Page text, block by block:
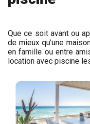
Que ce soit avant ou
de mieux qu’une
en famille ou entre
location avec piscine